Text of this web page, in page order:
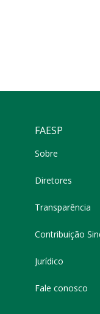
FAESP
Sobre
Diretores
Transparência
Contribuição
Jurídico
Fale conosco